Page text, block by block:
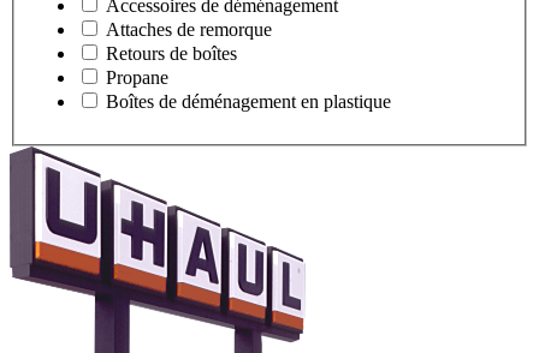
Accessoires de déménagement
Attaches de remorque
Retours de boîtes
Propane
Boîtes de déménagement en plastique